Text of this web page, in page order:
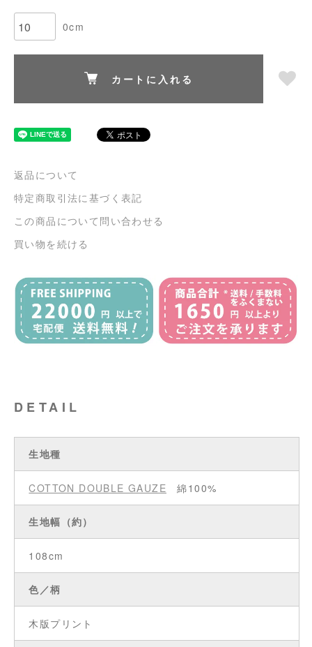
0cm
カートに入れる
返品について
特定商取引法に基づく表記
この商品について問い合わせる
買い物を続ける
DETAIL
生地種
COTTON DOUBLE GAUZE 綿100%
生地幅（約）
108cm
色／柄
木版プリント